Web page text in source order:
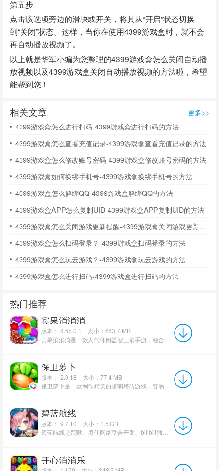
第五步
点击该选项旁边的滑块或开关，将其从“开启”状态切换
到“关闭”状态。这样，当你在使用4399游戏盒时，就不会
再自动播放视频了。
以上就是华军小编为您整理的4399游戏盒怎么关闭自动播
放视频以及4399游戏盒关闭自动播放视频的方法啦，希望
能帮到您！
相关文章
更多>>
4399游戏盒怎么进行扫码-4399游戏盒进行扫码的方法
4399游戏盒怎么查看充值记录-4399游戏盒查看充值记录的方法
4399游戏盒怎么修改账号密码-4399游戏盒修改账号密码的方法
4399游戏盒如何换绑手机号-4399游戏盒换绑手机号的方法
4399游戏盒怎么解绑QQ-4399游戏盒解绑QQ的方法
4399游戏盒APP怎么复制UID-4399游戏盒APP复制UID的方法
4399游戏盒怎么关闭游戏更新提醒-4399游戏盒关闭游戏更新提醒的方法
4399游戏盒怎么扫码登录？-4399游戏盒扫码登录的方法
4399游戏盒怎么玩云游戏？-4399游戏盒玩云游戏的方法
4399游戏盒怎么进行扫码-4399游戏盒进行扫码的方法
热门推荐
宾果消消消
版本： 8.65.0.1
大小：663.7 MB
保卫萝卜
版本： 2.0.18
大小：77.4 MB
碧蓝航线
版本： 9.7.10
大小：1.5 GB
开心消消乐